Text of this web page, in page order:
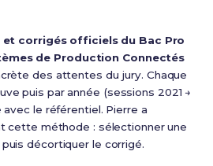
et corrigés officiels du Bac Pro
de Production Connectés
des attentes du jury. Chaque
puis par année (sessions 2021 →
le référentiel. Pierre a
cette méthode : sélectionner une
décortiquer le corrigé.